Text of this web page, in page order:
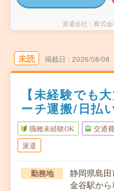
派遣会社 株式
未読 掲載日 2026/08/08
【未経験でも
ーチ運搬/日払
職種未経験OK 交通
派遣
勤務地
静岡県島田
金谷駅か